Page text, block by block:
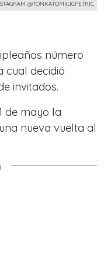
@TONKATOMICICPETRIC
número
cual decidió
invitados.
de mayo la
nueva vuelta al